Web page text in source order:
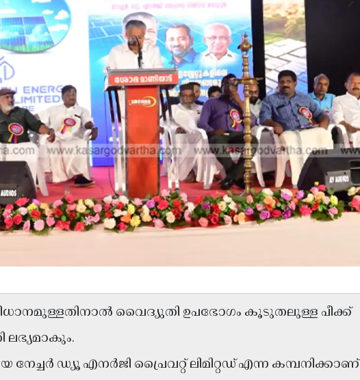
വൈദ്യുതി ഉപഭോഗം കൂടുതലുള്ള പീക്ക്
ഡ്യൂ എനർജി പ്രൈവറ്റ് ലിമിറ്റഡ് എന്ന കമ്പനിക്കാണ്